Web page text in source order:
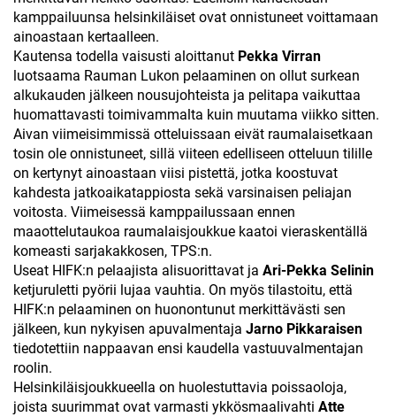
kamppailuunsa helsinkiläiset ovat onnistuneet voittamaan
ainoastaan kertaalleen.
Kautensa todella vaisusti aloittanut Pekka Virran
luotsaama Rauman Lukon pelaaminen on ollut surkean
alkukauden jälkeen nousujohteista ja pelitapa vaikuttaa
huomattavasti toimivammalta kuin muutama viikko sitten.
Aivan viimeisimmissä otteluissaan eivät raumalaisetkaan
tosin ole onnistuneet, sillä viiteen edelliseen otteluun tilille
on kertynyt ainoastaan viisi pistettä, jotka koostuvat
kahdesta jatkoaikatappiosta sekä varsinaisen peliajan
voitosta. Viimeisessä kamppailussaan ennen
maaottelutaukoa raumalaisjoukkue kaatoi vieraskentällä
komeasti sarjakakkosen, TPS:n.
Useat HIFK:n pelaajista alisuorittavat ja Ari-Pekka Selinin
ketjuruletti pyörii lujaa vauhtia. On myös tilastoitu, että
HIFK:n pelaaminen on huonontunut merkittävästi sen
jälkeen, kun nykyisen apuvalmentaja Jarno Pikkaraisen
tiedotettiin nappaavan ensi kaudella vastuuvalmentajan
roolin.
Helsinkiläisjoukkueella on huolestuttavia poissaoloja,
joista suurimmat ovat varmasti ykkösmaalivahti Atte